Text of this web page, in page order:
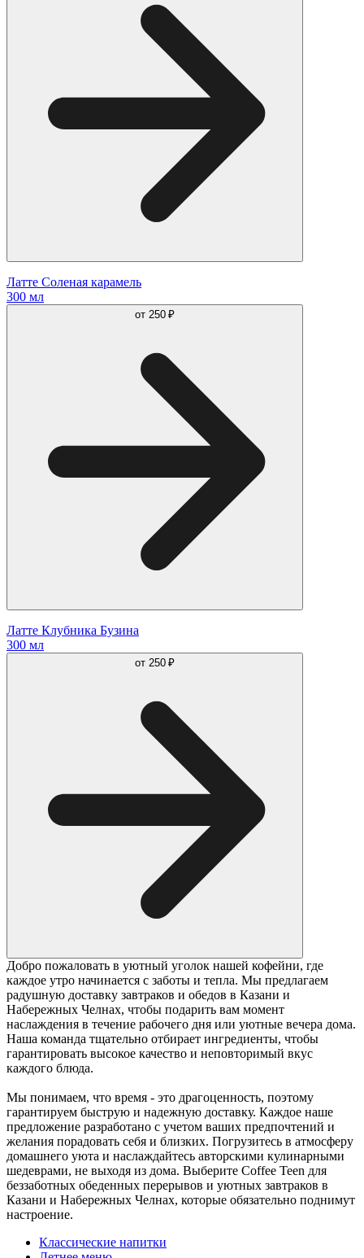
Латте Соленая карамель
300 мл
от 250 ₽
Латте Клубника Бузина
300 мл
от 250 ₽
Добро пожаловать в уютный уголок нашей кофейни, где
каждое утро начинается с заботы и тепла. Мы предлагаем
радушную доставку завтраков и обедов в Казани и
Набережных Челнах, чтобы подарить вам момент
наслаждения в течение рабочего дня или уютные вечера дома.
Наша команда тщательно отбирает ингредиенты, чтобы
гарантировать высокое качество и неповторимый вкус
каждого блюда.
Мы понимаем, что время - это драгоценность, поэтому
гарантируем быструю и надежную доставку. Каждое наше
предложение разработано с учетом ваших предпочтений и
желания порадовать себя и близких. Погрузитесь в атмосферу
домашнего уюта и наслаждайтесь авторскими кулинарными
шедеврами, не выходя из дома. Выберите Coffee Teen для
беззаботных обеденных перерывов и уютных завтраков в
Казани и Набережных Челнах, которые обязательно поднимут
настроение.
Классические напитки